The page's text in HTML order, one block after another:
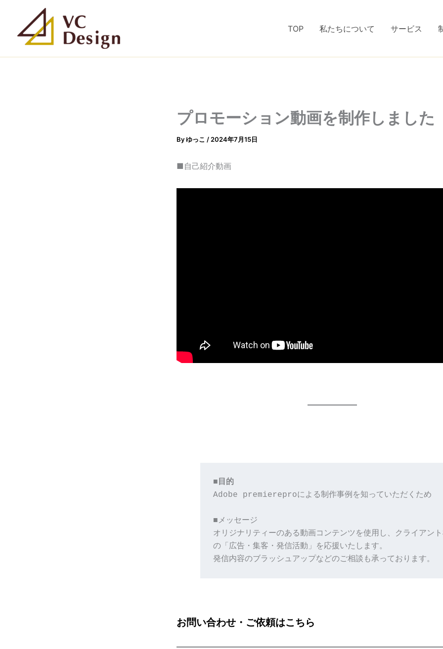
キ
TOP 私たちについて サービス
プロモーション動画を制作しました
Byゆっこ / 2024年7月15日
■自己紹介動画
■目的
Adobe premiereproによる制作事例を知っていただくため
■メッセージ
オリジナリティーのある動画コンテンツを使用し、クライアン
の「広告・集客・発信活動」を応援いたします。
発信内容のブラッシュアップなどのご相談も承っております。
お問い合わせ・ご依頼はこちら